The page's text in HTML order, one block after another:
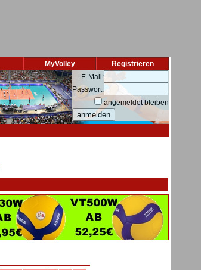
Registrieren
MyVolley
E-Mail:
Passwort:
angemeldet bleiben